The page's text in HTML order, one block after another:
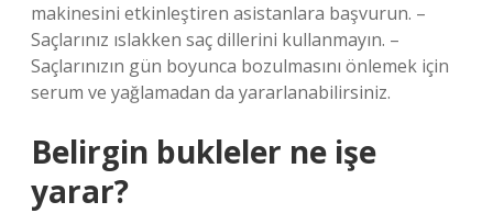
makinesini etkinleştiren asistanlara başvurun. –
Saçlarınız ıslakken saç dillerini kullanmayın. –
Saçlarınızın gün boyunca bozulmasını önlemek için
serum ve yağlamadan da yararlanabilirsiniz.
Belirgin bukleler ne işe
yarar?